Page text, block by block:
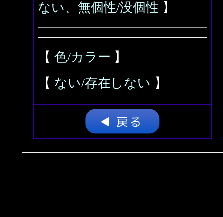
ない、無個性/没個性 】
【 色/カラー 】
【 ない/存在しない 】